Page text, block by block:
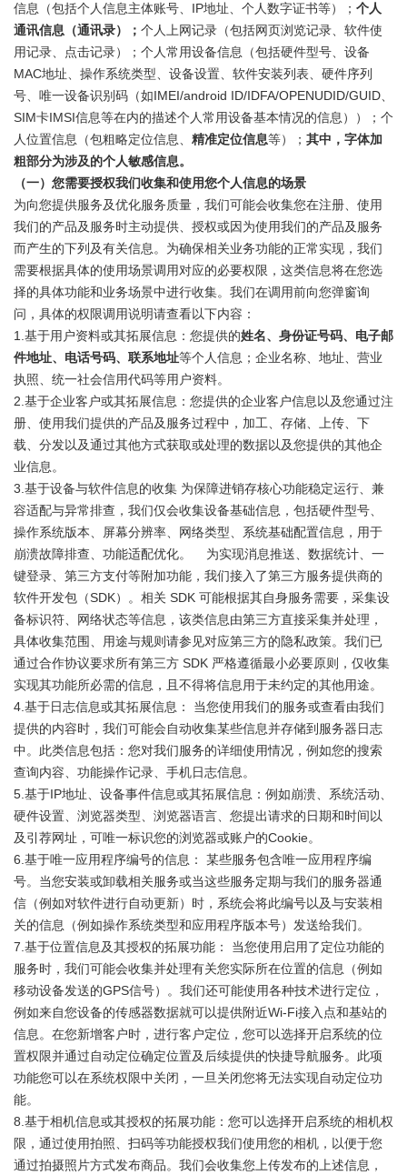
信息（包括个人信息主体账号、IP地址、个人数字证书等）； 个人
通讯信息（通讯录）； 个人上网记录（包括网页浏览记录、软件使
用记录、点击记录）；个人常用设备信息（包括硬件型号、设备
MAC地址、操作系统类型、设备设置、软件安装列表、硬件序列
号、唯一设备识别码（如IMEI/android ID/IDFA/OPENUDID/GUID、
SIM卡IMSI信息等在内的描述个人常用设备基本情况的信息））；个
人位置信息（包粗略定位信息、 精准定位信息等）； 其中，字体加
粗部分为涉及的个人敏感信息。
（一）您需要授权我们收集和使用您个人信息的场景
为向您提供服务及优化服务质量，我们可能会收集您在注册、使用
我们的产品及服务时主动提供、授权或因为使用我们的产品及服务
而产生的下列及有关信息。为确保相关业务功能的正常实现，我们
需要根据具体的使用场景调用对应的必要权限，这类信息将在您选
择的具体功能和业务场景中进行收集。我们在调用前向您弹窗询
问，具体的权限调用说明请查看以下内容：
1.基于用户资料或其拓展信息：您提供的姓名、身份证号码、电子邮
件地址、电话号码、联系地址等个人信息；企业名称、地址、营业
执照、统一社会信用代码等用户资料。
2.基于企业客户或其拓展信息：您提供的企业客户信息以及您通过注
册、使用我们提供的产品及服务过程中，加工、存储、上传、下
载、分发以及通过其他方式获取或处理的数据以及您提供的其他企
业信息。
3.基于设备与软件信息的收集 为保障进销存核心功能稳定运行、兼
容适配与异常排查，我们仅会收集设备基础信息，包括硬件型号、
操作系统版本、屏幕分辨率、网络类型、系统基础配置信息，用于
崩溃故障排查、功能适配优化。 为实现消息推送、数据统计、一
键登录、第三方支付等附加功能，我们接入了第三方服务提供商的
软件开发包（SDK）。相关 SDK 可能根据其自身服务需要，采集设
备标识符、网络状态等信息，该类信息由第三方直接采集并处理，
具体收集范围、用途与规则请参见对应第三方的隐私政策。我们已
通过合作协议要求所有第三方 SDK 严格遵循最小必要原则，仅收集
实现其功能所必需的信息，且不得将信息用于未约定的其他用途。
4.基于日志信息或其拓展信息： 当您使用我们的服务或查看由我们
提供的内容时，我们可能会自动收集某些信息并存储到服务器日志
中。此类信息包括：您对我们服务的详细使用情况，例如您的搜索
查询内容、功能操作记录、手机日志信息。
5.基于IP地址、设备事件信息或其拓展信息：例如崩溃、系统活动、
硬件设置、浏览器类型、浏览器语言、您提出请求的日期和时间以
及引荐网址，可唯一标识您的浏览器或账户的Cookie。
6.基于唯一应用程序编号的信息： 某些服务包含唯一应用程序编
号。当您安装或卸载相关服务或当这些服务定期与我们的服务器通
信（例如对软件进行自动更新）时，系统会将此编号以及与安装相
关的信息（例如操作系统类型和应用程序版本号）发送给我们。
7.基于位置信息及其授权的拓展功能： 当您使用启用了定位功能的
服务时，我们可能会收集并处理有关您实际所在位置的信息（例如
移动设备发送的GPS信号）。我们还可能使用各种技术进行定位，
例如来自您设备的传感器数据就可以提供附近Wi-Fi接入点和基站的
信息。在您新增客户时，进行客户定位，您可以选择开启系统的位
置权限并通过自动定位确定位置及后续提供的快捷导航服务。此项
功能您可以在系统权限中关闭，一旦关闭您将无法实现自动定位功
能。
8.基于相机信息或其授权的拓展功能：您可以选择开启系统的相机权
限，通过使用拍照、扫码等功能授权我们使用您的相机，以便于您
通过拍摄照片方式发布商品。我们会收集您上传发布的上述信息，